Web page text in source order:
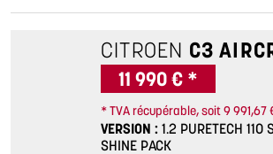
CITROEN C3
11 990 € *
* TVA récupérable, soit 9 991,67
VERSION
1.2 PURETECH 110
SHINE PACK